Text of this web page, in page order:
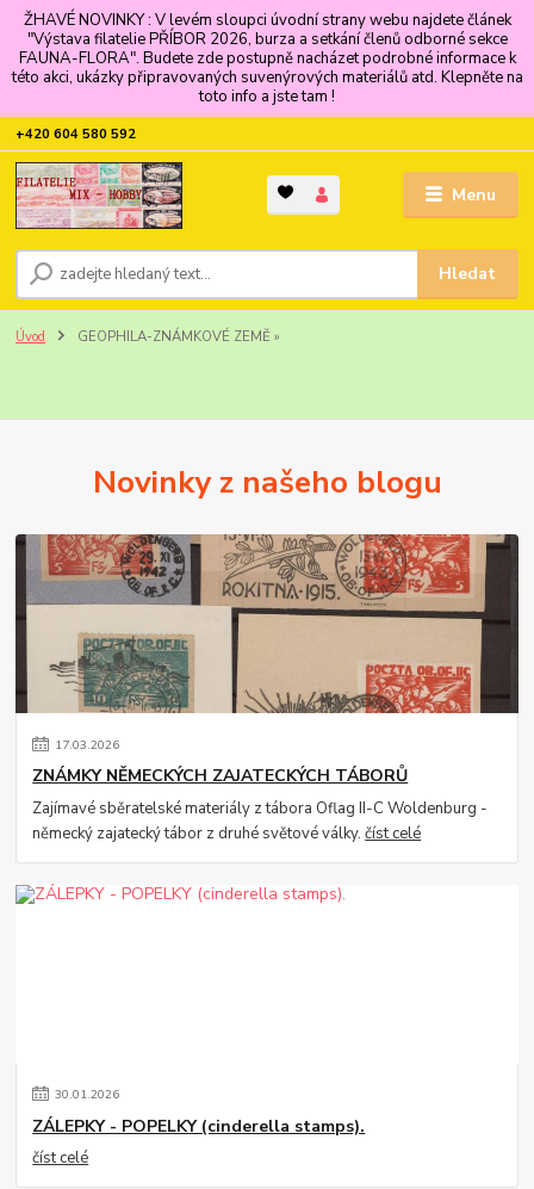
ŽHAVÉ NOVINKY : V levém sloupci úvodní strany webu najdete článek
"Výstava filatelie PŘÍBOR 2026, burza a setkání členů odborné sekce
FAUNA-FLORA". Budete zde postupně nacházet podrobné informace k
této akci, ukázky připravovaných suvenýrových materiálů atd. Klepněte na
toto info a jste tam !
Menu
Hledat
+420 604 580 592
Úvod GEOPHILA-ZNÁMKOVÉ ZEMĚ »
Novinky z našeho blogu
17.03.2026
ZNÁMKY NĚMECKÝCH ZAJATECKÝCH TÁBORŮ
Zajímavé sběratelské materiály z tábora Oflag II-C Woldenburg -
německý zajatecký tábor z druhé světové války.číst celé
30.01.2026
ZÁLEPKY - POPELKY (cinderella stamps).
číst celé